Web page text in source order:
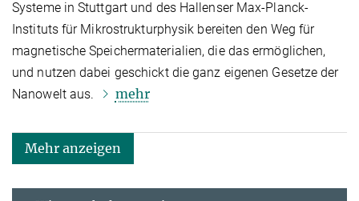
Systeme in Stuttgart und des Hallenser Max-Planck-
Instituts für Mikrostrukturphysik bereiten den Weg für
magnetische Speichermaterialien, die das ermöglichen,
und nutzen dabei geschickt die ganz eigenen Gesetze der
Nanowelt aus.
mehr
Mehr anzeigen